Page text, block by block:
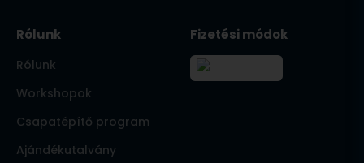
Rólunk
Rólunk
Workshopok
Csapatépítő program
Ajándékutalvány
Fizetési módok